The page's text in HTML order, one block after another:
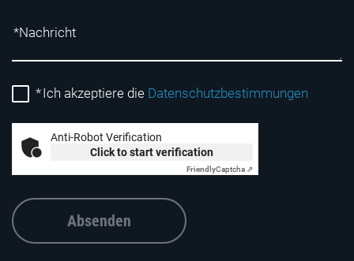
*Ich akzeptiere die Datenschutzbestimmungen
Anti-Robot Verification
Click to start verification
FriendlyCaptcha ⇗
Absenden